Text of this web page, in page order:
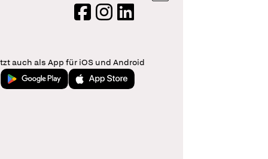
FacebookInstagram
LinkedIn
auch als App für iOS und Android
Jetzt bei Google PlayLaden im App Store